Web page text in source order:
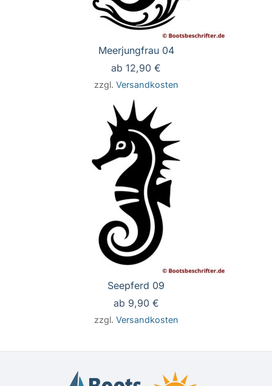
Meerjungfrau 04
ab 12,90 €
zzgl. Versandkosten
Seepferd 09
ab 9,90 €
zzgl. Versandkosten